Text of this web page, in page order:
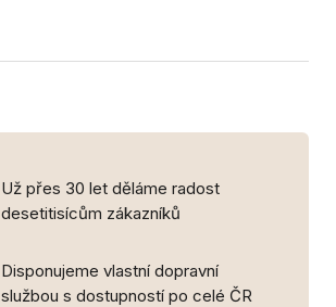
Už přes 30 let děláme radost
desetitisícům zákazníků
Disponujeme vlastní dopravní
službou s dostupností po celé ČR